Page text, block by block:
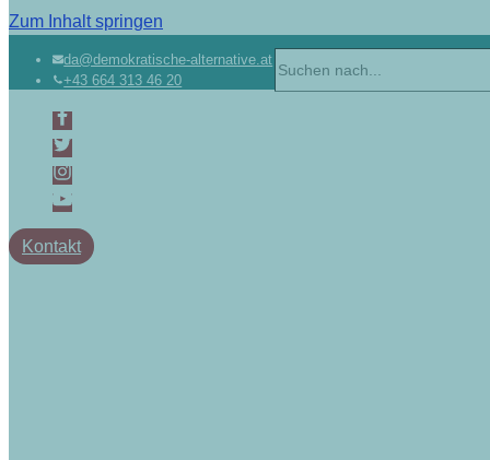
Zum Inhalt springen
da@demokratische-alternative.at
+43 664 313 46 20
nach …
Kontakt